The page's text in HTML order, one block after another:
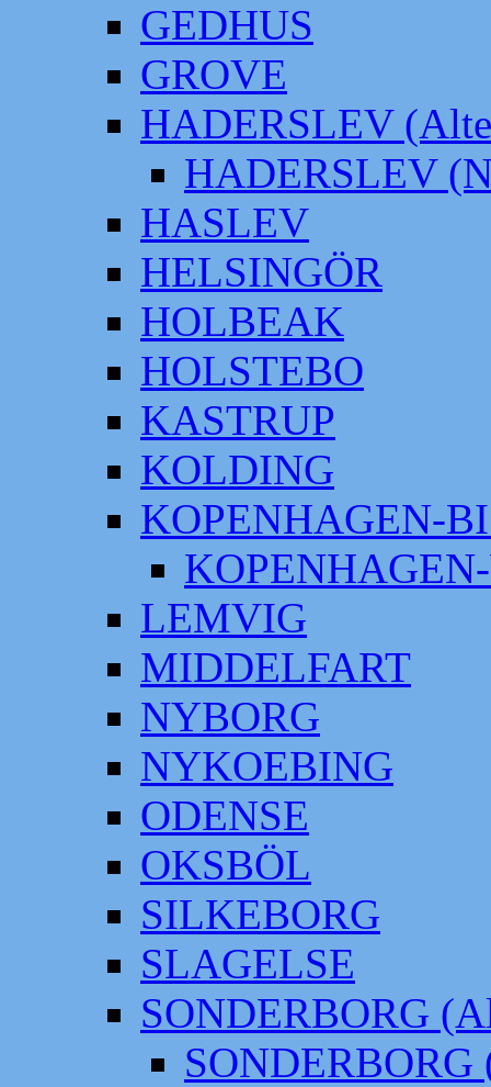
GEDHUS
GROVE
HADERSLEV
HADERSLEV
HASLEV
HELSINGÖR
HOLBEAK
HOLSTEBO
KASTRUP
KOLDING
KOPENHAGEN-
LEMVIG
MIDDELFART
NYBORG
NYKOEBING
ODENSE
OKSBÖL
SILKEBORG
SLAGELSE
SONDERBORG
SONDERBORG